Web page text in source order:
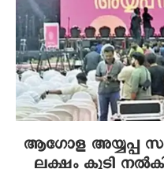
ആഗോള അയ്യപ്പ
ലക്ഷം കൂടി